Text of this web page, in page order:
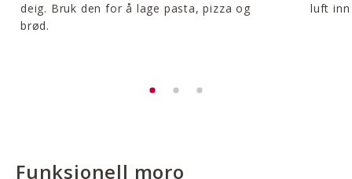
deig. Bruk den for å lage pasta, pizza og
brød.
luft inn
Funksjonell moro